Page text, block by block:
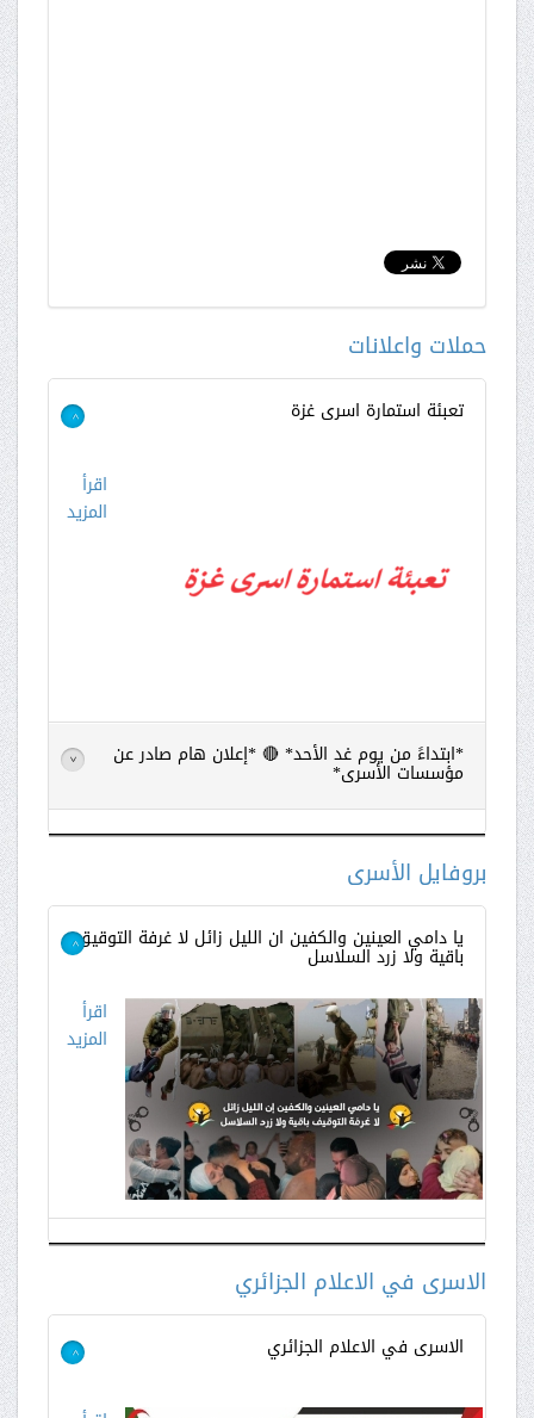
حملات واعلانات
تعبئة استمارة اسرى غزة >
اقرأ
المزيد
*ابتداءً من يوم غد الأحد* 🔴 *إعلان هام صادر عن
مؤسسات الأسرى* >
اقرأ
بروفايل الأسرى
يا دامي العينين والكفين ان الليل زائل لا غرفة التوقيق
باقية ولا زرد السلاسل >
اقرأ
المزيد
الاسرى في الاعلام الجزائري
الاسرى في الاعلام الجزائري >